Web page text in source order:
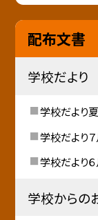
配布文書
学校だより
学校だより
学校だより
学校だより
学校からの